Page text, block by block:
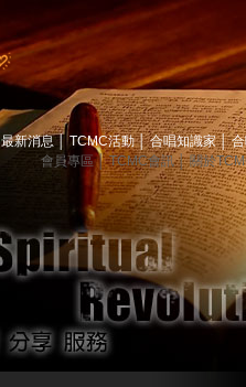
最新消息 TCMC活動│ 合唱知識家│
會員專區│ TCMC會訊│ 關於